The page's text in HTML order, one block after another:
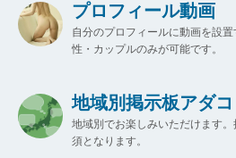
プロフィール動画
自分のプロフィールに動画を設
性・カップルのみが可能です。
地域別掲示板アダコ
地域別でお楽しみいただけます
須となります。